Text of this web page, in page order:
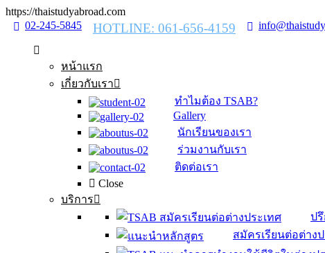
https://thaistudyabroad.com
02-245-5845
HOTLINE: 061-656-4159
หน้าแรก
เกี่ยวกับเรา
ทำไมต้อง TSAB?
Gallery
นักเรียนของเรา
ร่วมงานกับเรา
ติดต่อเรา
Close
บริการ
ป
สมัครเรียนต่อต่าง